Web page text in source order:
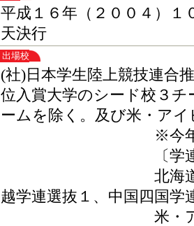
平成１６年（２００４）１
天決行
出場校
(社)日本学生陸上競技連合
位入賞大学のシード校３
ームを除く。及び米・ア
※今年度の各
〔学連選抜
北海道学連選抜
越学連選抜１、中国四国学
米・アイビーリ